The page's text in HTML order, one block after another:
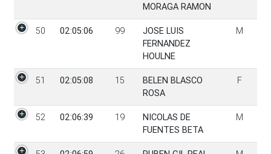
MORAGA RAMON
50 02:05:06 99
JOSE LUIS
FERNANDEZ
HOULNE
M
51 02:05:08 15
BELEN BLASCO
ROSA
F
52 02:06:39 19
NICOLAS DE
FUENTES BETA
M